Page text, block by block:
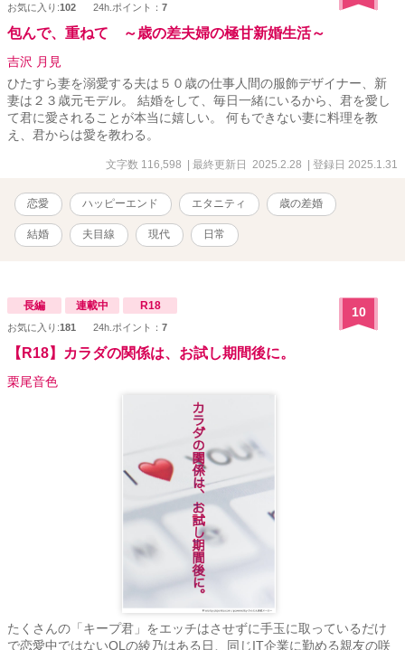
お気に入り:102 24h.ポイント： 7
包んで、重ねて ～歳の差夫婦の極甘新婚生活～
吉沢 月見
ひたすら妻を溺愛する夫は５０歳の仕事人間の服飾デザイナー、新
妻は２３歳元モデル。 結婚をして、毎日一緒にいるから、君を愛し
て君に愛されることが本当に嬉しい。 何もできない妻に料理を教
え、君からは愛を教わる。
文字数 116,598 | 最終更新日 2025.2.28 | 登録日 2025.1.31
恋愛 ハッピーエンド エタニティ 歳の差婚
結婚 夫目線 現代 日常
長編 連載中 R18
お気に入り:181 24h.ポイント： 7
10
【R18】カラダの関係は、お試し期間後に。
栗尾音色
たくさんの「キープ君」をエッチはさせずに手玉に取っているだけ
で恋愛中ではないOLの綾乃はある日、同じIT企業に勤める親友の咲